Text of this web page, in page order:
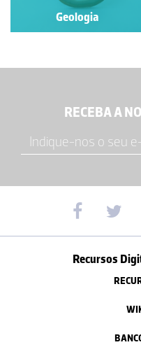
Geologia
RECEBA A
Recursos